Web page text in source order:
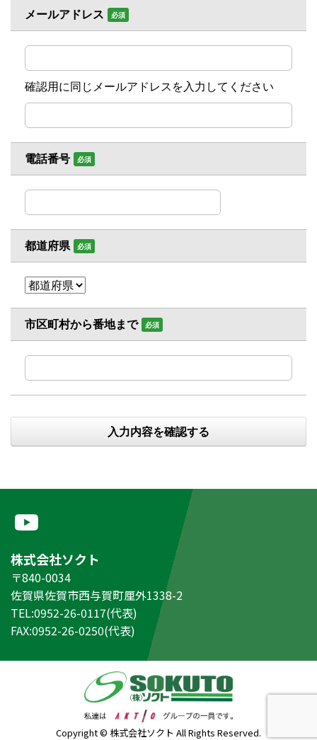
メールアドレス 必須
確認用に同じメールアドレスを入力してください
電話番号 必須
都道府県 必須
市区町村から番地まで 必須
株式会社ソクト
〒840-0034
佐賀県佐賀市西与賀町厘外1338-2
TEL:0952-26-0117(代表)
FAX:0952-26-0250(代表)
Copyright © 株式会社ソクト All Rights Reserved.